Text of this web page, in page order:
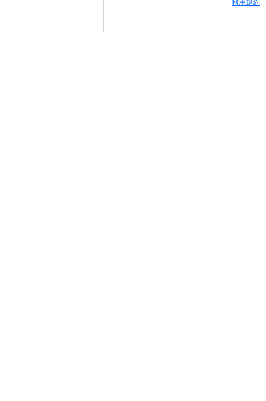
利用規約